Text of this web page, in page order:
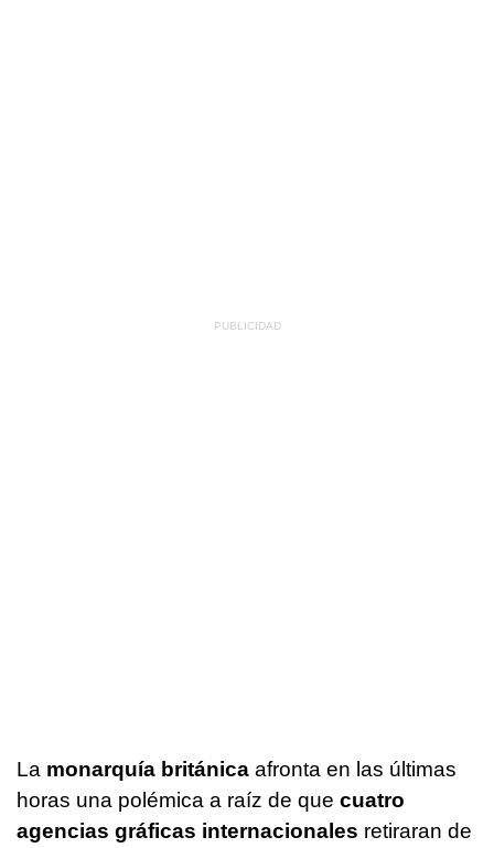
La monarquía británica afronta en las últimas
horas una polémica a raíz de que cuatro
agencias gráficas internacionales retiraran de